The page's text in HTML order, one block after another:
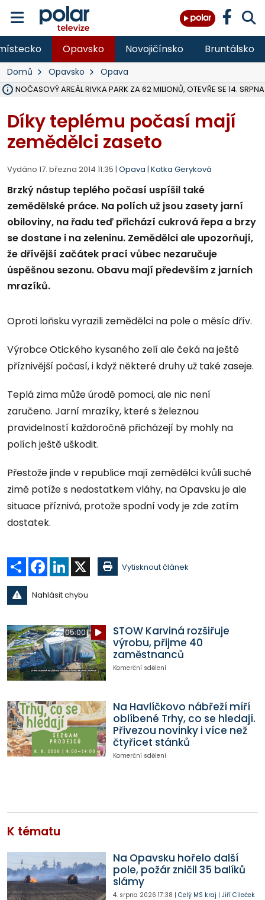
Opavsko Novojičínsko Bruntálsko
Domů Opavsko Opava
AREÁL RIVKA PARK ZA 62 MILIONŮ, OTEVŘE SE 14. SRPNA
Díky teplému počasí mají
zemědělci zaseto
Vydáno 17. března 2014 11:35 | Opava | Katka Geryková
Brzký nástup teplého počasí uspíšil také
zemědělské práce. Na polích už jsou zasety jarní
obiloviny, na řadu teď přichází cukrová řepa a brzy
se dostane i na zeleninu. Zemědělci ale upozorňují,
že dřívější začátek prací vůbec nezaručuje
úspěšnou sezonu. Obavu mají především z jarních
mrazíků.
Oproti loňsku vyrazili zemědělci na pole o měsíc dřív.
Výrobce Otického kysaného zelí ale čeká na ještě
příznivější počasí, i když některé druhy už také zaseje.
Teplá zima může úrodě pomoci, ale nic není
zaručeno. Jarní mrazíky, které s železnou
pravidelností každoročně přicházejí by mohly na
polích ještě uškodit.
Přestože jinde v republice mají zemědělci kvůli suché
zimě potíže s nedostatkem vláhy, na Opavsku je ale
situace příznivá, protože spodní vody je zde zatím
dostatek.
Sdílet Facebook
LinkedIn Vytisknout článek
Nahlásit chybu
05:00
STOW Karviná rozšiřuje
výrobu, přijme 40
zaměstnanců
Komerční sdělení
Na Havlíčkovo nábřeží míří
oblíbené Trhy, co se hledají.
Přivezou novinky i více než
čtyřicet stánků
Komerční sdělení
K tématu
Na Opavsku hořelo další
pole, požár zničil 35 balíků
slámy
4. srpna 2026 17:38 | Celý MS kraj | Jiří Cileček